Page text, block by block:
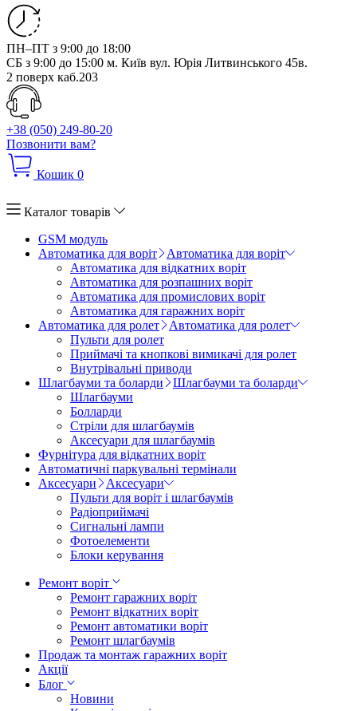
ПН–ПТ з 9:00 до 18:00
СБ з 9:00 до 15:00 м. Київ вул. Юрія Литвинського 45в.
2 поверх каб.203
+38 (050) 249-80-20
Позвонити вам?
Кошик 0
Каталог товарів
GSM модуль
Автоматика для воріт
Автоматика для воріт
Автоматика для відкатних воріт
Автоматика для розпашних воріт
Автоматика для промислових воріт
Автоматика для гаражних воріт
Автоматика для ролет
Автоматика для ролет
Пульти для ролет
Приймачі та кнопкові вимикачі для ролет
Внутрівальні приводи
Шлагбауми та боларди
Шлагбауми та боларди
Шлагбауми
Болларди
Стріли для шлагбаумів
Аксесуари для шлагбаумів
Фурнітура для відкатних воріт
Автоматичні паркувальні термінали
Аксесуари
Аксесуари
Пульти для воріт і шлагбаумів
Радіоприймачі
Сигнальні лампи
Фотоелементи
Блоки керування
Ремонт воріт
Ремонт гаражних воріт
Ремонт відкатних воріт
Ремонт автоматики воріт
Ремонт шлагбаумів
Продаж та монтаж гаражних воріт
Акції
Блог
Новини